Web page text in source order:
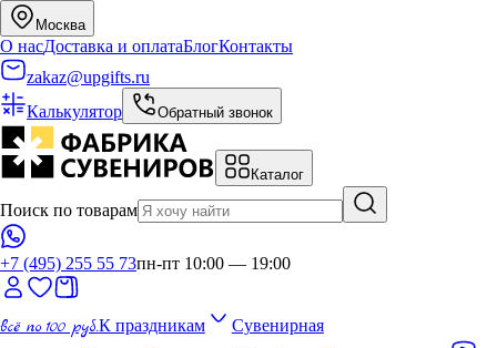
Москва
О насДоставка и оплатаБлогКонтакты
zakaz@upgifts.ru
Калькулятор
Обратный звонок
Каталог
Поиск по товарам
+7 (495) 255 55 73пн-пт 10:00 — 19:00
всё по 100 руб.К праздникам
Сувенирная